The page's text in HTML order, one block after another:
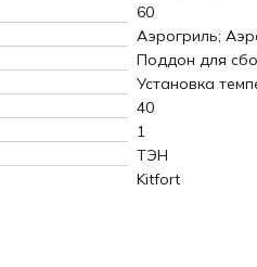
60
Аэрогриль;
Поддон для
Установка
40
1
ТЭН
Kitfort